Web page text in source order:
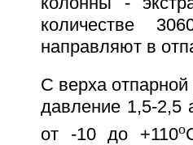
количестве
направляют в
С верха
давление 1,5-2,5
от -10 до +110o